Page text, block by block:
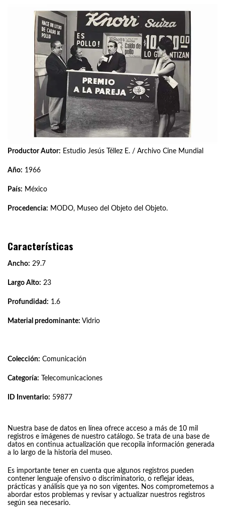
Productor Autor: Estudio Jesús Téllez E. / Archivo Cine Mundial
Año: 1966
País: México
Procedencia: MODO, Museo del Objeto del Objeto.
Características
Ancho: 29.7
Largo Alto: 23
Profundidad: 1.6
Material predominante: Vidrio
Colección: Comunicación
Categoría: Telecomunicaciones
ID Inventario: 59877
Nuestra base de datos en línea ofrece acceso a más de 10 mil
registros e imágenes de nuestro catálogo. Se trata de una base de
datos en continua actualización que recopila información generada
a lo largo de la historia del museo.
Es importante tener en cuenta que algunos registros pueden
contener lenguaje ofensivo o discriminatorio, o reflejar ideas,
prácticas y análisis que ya no son vigentes. Nos comprometemos a
abordar estos problemas y revisar y actualizar nuestros registros
según sea necesario.